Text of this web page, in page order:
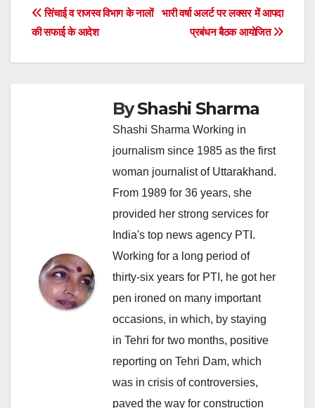
Post
navigation
भारी वर्षा अलर्ट पर लक्सर में आपदा
प्रबंधन बैठक आयोजित
सिंचाई व राजस्व विभाग के नालों
की सफाई के आदेश
ByShashi Sharma
Shashi Sharma Working in
journalism since 1985 as the first
woman journalist of Uttarakhand.
From 1989 for 36 years, she
provided her strong services for
India's top news agency PTI.
Working for a long period of
thirty-six years for PTI, he got her
pen ironed on many important
occasions, in which, by staying
in Tehri for two months, positive
reporting on Tehri Dam, which
was in crisis of controversies,
paved the way for construction